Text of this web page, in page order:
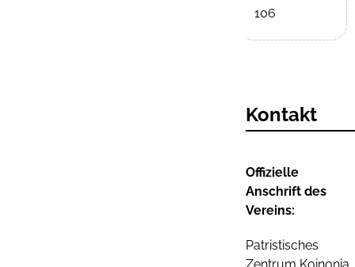
106
Kontakt
Offizielle
Anschrift des
Vereins:
Patristisches